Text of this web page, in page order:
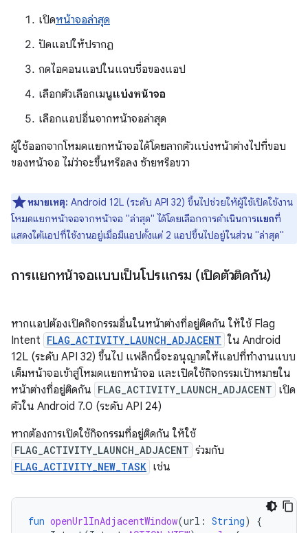
เปิดหน้าจอล่าสุด
ปัดแอปให้ปรากฏ
กดไอคอนแอปในแถบชื่อของแอป
เลือกตัวเลือกเมนูแบ่งหน้าจอ
เลือกแอปอื่นจากหน้าจอล่าสุด
ผู้ใช้ออกจากโหมดแยกหน้าจอได้โดยลากตัวแบ่งหน้าต่างไปที่ขอบ
ของหน้าจอ ไม่ว่าจะขึ้นหรือลง ซ้ายหรือขวา
หมายเหตุ: Android 12L (ระดับ API 32) ขึ้นไปช่วยให้ผู้ใช้เปิดใช้งาน
โหมดแยกหน้าจอจากหน้าจอ "ล่าสุด" ได้โดยเลือกการดำเนินการแยกที่
แสดงใต้แอปที่ใช้งานอยู่เมื่อมีแอปตั้งแต่ 2 แอปขึ้นไปอยู่ในส่วน "ล่าสุด"
การแยกหน้าจอแบบเป็นโปรแกรม (เปิดตัวติดกัน)
หากแอปต้องเปิดกิจกรรมอื่นในหน้าต่างที่อยู่ติดกัน ให้ใช้ Flag
Intent FLAG_ACTIVITY_LAUNCH_ADJACENT ใน Android
12L (ระดับ API 32) ขึ้นไป แฟล็กนี้จะอนุญาตให้แอปที่ทำงานแบบ
เต็มหน้าจอเข้าสู่โหมดแยกหน้าจอ และเปิดใช้กิจกรรมเป้าหมายใน
หน้าต่างที่อยู่ติดกัน FLAG_ACTIVITY_LAUNCH_ADJACENT เปิด
ตัวใน Android 7.0 (ระดับ API 24)
หากต้องการเปิดใช้กิจกรรมที่อยู่ติดกัน ให้ใช้
FLAG_ACTIVITY_LAUNCH_ADJACENT ร่วมกับ
FLAG_ACTIVITY_NEW_TASK เช่น
fun openUrlInAdjacentWindow(url : String)
{